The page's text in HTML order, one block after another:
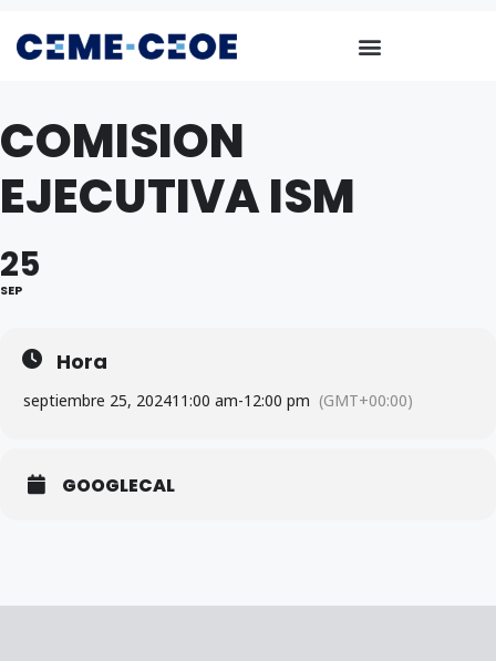
COMISION
EJECUTIVA ISM
25
SEP
Hora
septiembre 25, 202411:00 am-12:00 pm (GMT+00:00)
GOOGLECAL